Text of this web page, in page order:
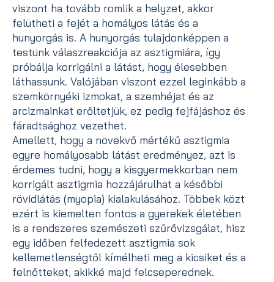
viszont ha tovább romlik a helyzet, akkor
felütheti a fejét a homályos látás és a
hunyorgás is. A hunyorgás tulajdonképpen a
testünk válaszreakciója az asztigmiára, így
próbálja korrigálni a látást, hogy élesebben
láthassunk. Valójában viszont ezzel leginkább a
szemkörnyéki izmokat, a szemhéjat és az
arcizmainkat erőltetjük, ez pedig fejfájáshoz és
fáradtsághoz vezethet.
Amellett, hogy a növekvő mértékű asztigmia
egyre homályosabb látást eredményez, azt is
érdemes tudni, hogy a kisgyermekkorban nem
korrigált asztigmia hozzájárulhat a későbbi
rövidlátás (myopia) kialakulásához. Többek közt
ezért is kiemelten fontos a gyerekek életében
is a rendszeres szemészeti szűrővizsgálat, hisz
egy időben felfedezett asztigmia sok
kellemetlenségtől kímélheti meg a kicsiket és a
felnőtteket, akikké majd felcseperednek.